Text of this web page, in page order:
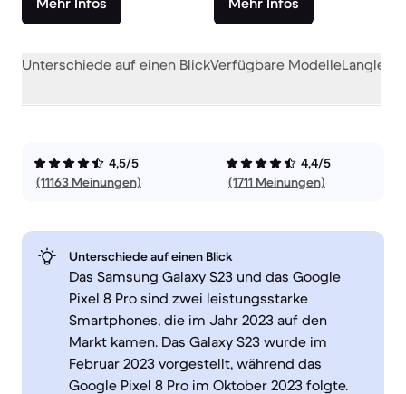
Unterschiede auf einen BlickVerfügbare Modelle
4,5/5
(11163 Meinungen)
4,4/5
(1711 Meinungen)
Unterschiede auf einen Blick
Das Samsung Galaxy S23 und das Google
Pixel 8 Pro sind zwei leistungsstarke
Smartphones, die im Jahr 2023 auf den
Markt kamen. Das Galaxy S23 wurde im
Februar 2023 vorgestellt, während das
Google Pixel 8 Pro im Oktober 2023 folgte.